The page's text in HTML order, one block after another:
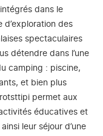
dans le
d’exploration des
spectaculaires
détendre dans l’une
camping : piscine,
et bien plus
permet aux
éducatives et
leur séjour d’une